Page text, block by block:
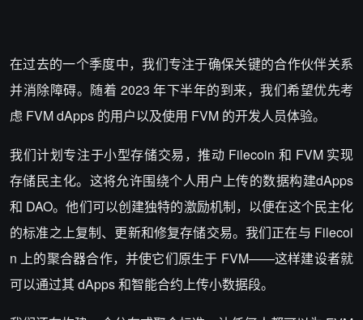
在过去的一个季度中，我们专注于确保关键的合作伙伴关系
并消除障碍。随着 2023 年下半年的到来，我们希望优先考
虑 FVM dApps 的用户以及使用 FVM 的开发人员体验。
我们计划专注于小型存储交易，推动 Filecoin 和 FVM 实现
存储民主化。这将允许围绕个人用户上传的数据构建dApps
和 DAO。他们可以创建独特的激励机制，以便在这个民主化
的标准之上复制、更新和修复存储交易。我们正在与 Filecoi
n 上的聚合器合作，并使它们原生于 FVM——这样建设者就
可以通过其 dApps 和智能合约上传小数据段。